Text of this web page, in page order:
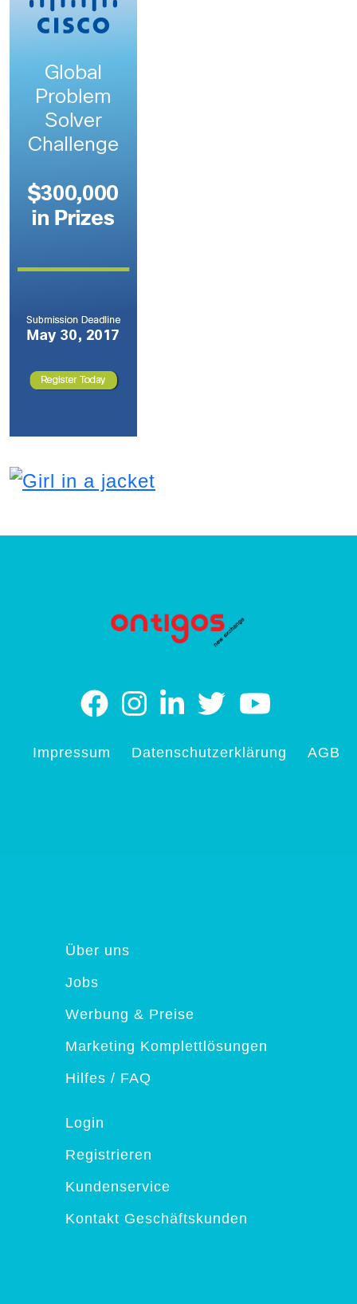
Impressum Datenschutzerklärung AGB
Über uns
Jobs
Werbung & Preise
Marketing Komplettlösungen
Hilfes / FAQ
Login
Registrieren
Kundenservice
Kontakt Geschäftskunden